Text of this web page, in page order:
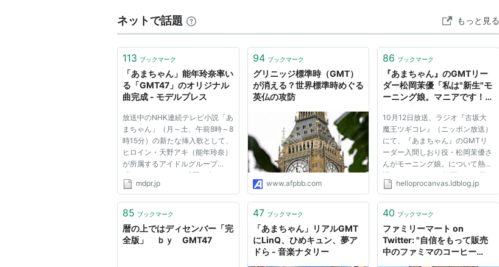
ネットで話題 もっと見る
113 ブックマーク
「あまちゃん」能年玲奈率い
る「GMT47」のオリジナル
曲完成 - モデルプレス
放送中のNHK連続テレビ小説「あ
まちゃん」（月～土、午前8時～8
時15分）の新たな挿入歌として、
ヒロイン・天野アキ（能年玲奈）
が所属するアイドルグループ
「GMT47」が歌う「暦の上では
ディセンバー」が完成した。「あ
ループ・GMT47（左から）斎藤
アリーナ、蔵下穂波、大野いと、
能年玲奈...
mdpr.jp
94 ブックマーク
グリニッジ標準時（GMT）
が消える？世界標準時めぐる
英仏の攻防
www.afpbb.com
86 ブックマーク
『あまちゃん』のGMTリー
ダー松岡茉優「私は"新生"モ
ーニング娘。マニアです！」
10月12日放送、ラジオ『古坂大
魔王ツギコレ』（ニッポン放送）
にて、『あまちゃん』のGMTリ
ーダー入間しおり役・松岡茉優さ
んがモーニング娘。について熱く
語っていました。 松岡さんが登
場したのは「ツギコレ・マニアガ
ナー説明（番組HPより引用）。
注ぐ...
helloprocanvas.ldblog.jp
85 ブックマーク
暦の上ではディセンバー「完
全版」 ｂｙ GMT47
47 ブックマーク
「あまちゃん」リアルGMT
にLinQ、ひめキュン、夢ア
ドら - 音楽ナタリー
40 ブックマーク
ファミリーマート on
Twitter: "自信をもって販売
中のファミマのコーヒー